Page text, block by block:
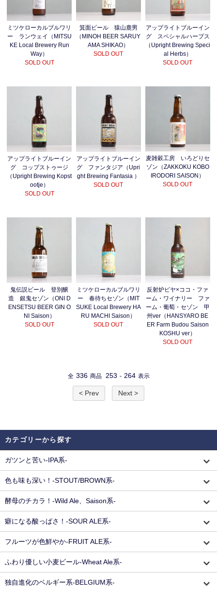
ミツケローカルブルワリ
ー ランウェイ（MITSU
KE Local Brewery Run
Way）
SOLD OUT
箕面ビール 猿山鹿男
（MINOH BEER SARUY
AMA SHIKAO）
SOLD OUT
アップライトブルーイン
グ スペシャルハーブス
（Upright Brewing Speci
al Herbs）
SOLD OUT
アップライトブルーイン
グ コップストゥージ
（Upright Brewing Kopst
ootje）
SOLD OUT
アップライトブルーイン
グ ファンタジア（Upri
ght Brewing Fantasia ）
SOLD OUT
麦雑穀工房 いろどりセ
ゾン（ZAKKOKU KOBO
IRODORI SAISON）
SOLD OUT
鬼伝説ビール 登別醸
造 銀鬼セゾン（ONI D
ENSETSU BEER GIN O
NI Saison）
SOLD OUT
ミツケローカルブルワリ
ー 春待ちセゾン（MIT
SUKE Local Brewery HA
RU MACHI Saison）
SOLD OUT
反射炉ビヤ×ココ・ファ
ーム・ワイナリー ファ
ーム・葡萄・セゾン 甲
州ver（HANSYARO BE
ER Farm Budou Saison
KOSHU ver）
SOLD OUT
全 336 商品 253 - 264 表示
< Prev Next >
カテゴリーから探す
ガツンと苦い-IPA系-
色も味も深い！-STOUT/BROWN系-
酵母のチカラ！-Wild Ale、Saison系-
癖になる酸っぱさ！-SOUR ALE系-
フルーツが色鮮やか-FRUIT ALE系-
ふわり優しい小麦ビール-Wheat Ale系-
独自進化のベルギー系-BELGIUM系-